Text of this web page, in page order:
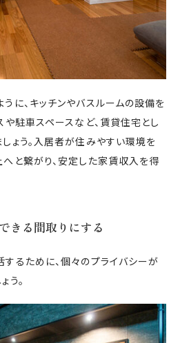
に、キッチンやバスルームの設備を
や駐車スペースなど、賃貸住宅とし
ょう。入居者が住みやすい環境を
と繋がり、安定した家賃収入を得
きる間取りにする
るために、個々のプライバシーが
う。